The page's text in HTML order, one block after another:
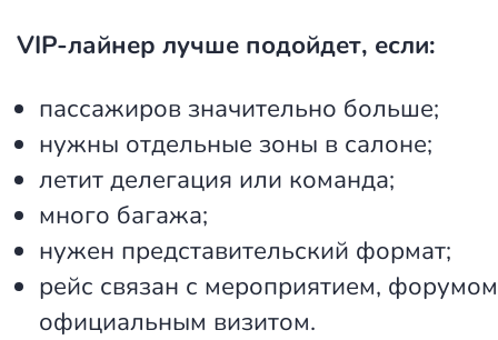
VIP-лайнер лучше подойдет, если:
пассажиров значительно больше;
нужны отдельные зоны в салоне;
летит делегация или команда;
много багажа;
нужен представительский формат;
рейс связан с мероприятием,
официальным визитом.